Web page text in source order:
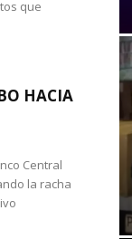
que
HACIA
Central
la racha